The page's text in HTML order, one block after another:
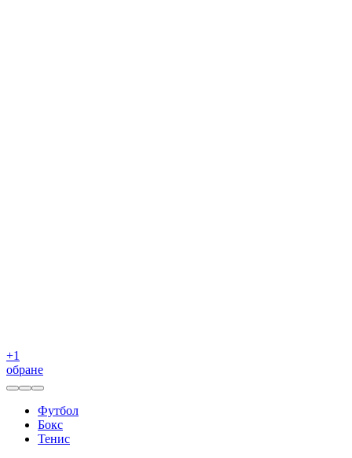
+1
обране
Футбол
Бокс
Тенис